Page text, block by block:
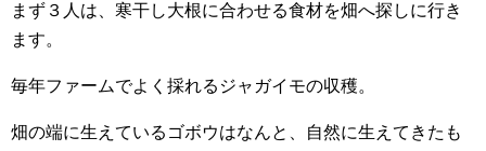
まず３人は、寒干し大根に合わせる食材を畑へ探しに行き
ます。
毎年ファームでよく採れるジャガイモの収穫。
畑の端に生えているゴボウはなんと、自然に生えてきたも